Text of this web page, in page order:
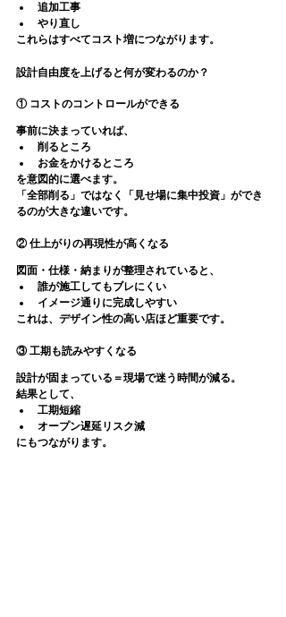
追加工事
やり直し
これらはすべてコスト増につながります。
設計自由度を上げると何が変わるのか？
① コストのコントロールができる
事前に決まっていれば、
削るところ
お金をかけるところ
を意図的に選べます。
「全部削る」ではなく「見せ場に集中投資」ができ
るのが大きな違いです。
② 仕上がりの再現性が高くなる
図面・仕様・納まりが整理されていると、
誰が施工してもブレにくい
イメージ通りに完成しやすい
これは、 デザイン性の高い店ほど重要です。
③ 工期も読みやすくなる
設計が固まっている＝現場で迷う時間が減る。
結果として、
工期短縮
オープン遅延リスク減
にもつながります。